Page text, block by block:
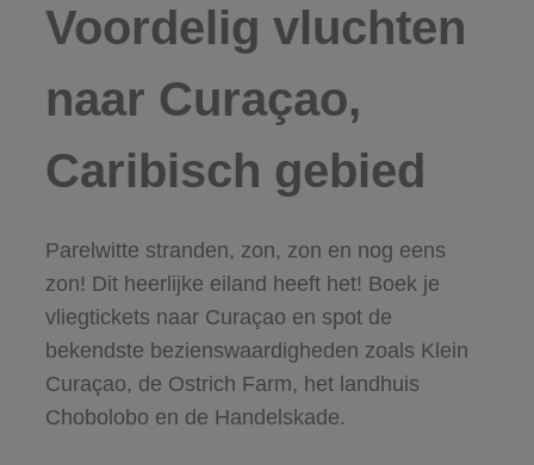
Voordelig vluchten
naar Curaçao,
Caribisch gebied
Parelwitte stranden, zon, zon en nog eens
zon! Dit heerlijke eiland heeft het! Boek je
vliegtickets naar Curaçao en spot de
bekendste bezienswaardigheden zoals Klein
Curaçao, de Ostrich Farm, het landhuis
Chobolobo en de Handelskade.